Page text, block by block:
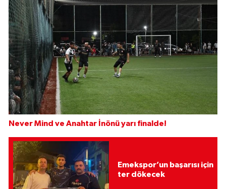
Never Mind ve Anahtar İnönü yarı finalde!
Emekspor’un başarısı için
ter dökecek